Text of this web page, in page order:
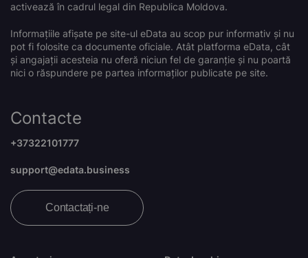
activează în cadrul legal din Republica Moldova.
Informațiile afișate pe site-ul eData au scop pur informativ și nu
pot fi folosite ca documente oficiale. Atât platforma eData, cât
și angajații acesteia nu oferă niciun fel de garanție și nu poartă
nici o răspundere pe partea informaților publicate pe site.
Contacte
+37322101777
support@edata.business
Contactați-ne